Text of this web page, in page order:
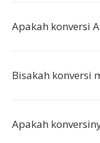
Apakah konversi
Bisakah konversi
Apakah